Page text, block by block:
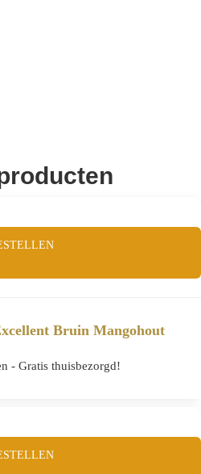
Bruin Mangohout
- Gratis thuisbezorgd!